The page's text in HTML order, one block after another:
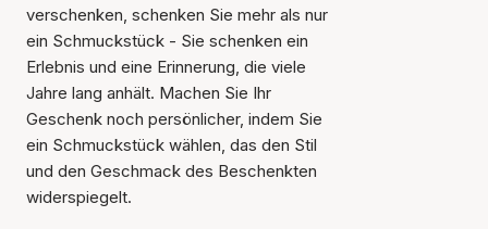
verschenken, schenken Sie mehr als nur
ein Schmuckstück - Sie schenken ein
Erlebnis und eine Erinnerung, die viele
Jahre lang anhält. Machen Sie Ihr
Geschenk noch persönlicher, indem Sie
ein Schmuckstück wählen, das den Stil
und den Geschmack des Beschenkten
widerspiegelt.